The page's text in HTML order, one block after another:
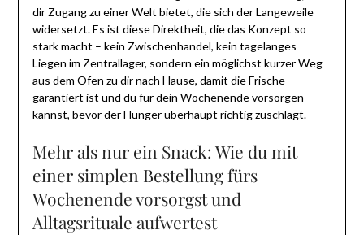
dir Zugang zu einer Welt bietet, die sich der Langeweile
widersetzt. Es ist diese Direktheit, die das Konzept so
stark macht – kein Zwischenhandel, kein tagelanges
Liegen im Zentrallager, sondern ein möglichst kurzer Weg
aus dem Ofen zu dir nach Hause, damit die Frische
garantiert ist und du für dein Wochenende vorsorgen
kannst, bevor der Hunger überhaupt richtig zuschlägt.
Mehr als nur ein Snack: Wie du mit
einer simplen Bestellung fürs
Wochenende vorsorgst und
Alltagsrituale aufwertest